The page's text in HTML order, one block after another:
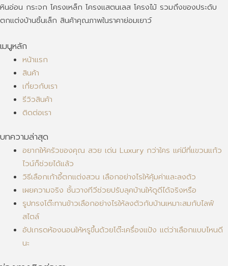
หินอ่อน กระจก โครงเหล็ก โครงแสตนเลส โครงไม้ รวมถึงของประดับ
ตกแต่งบ้านชิ้นเล็ก สินค้าคุณภาพในราคาย่อมเยาว์
เมนูหลัก
หน้าแรก
สินค้า
เกี่ยวกับเรา
รีวิวสินค้า
ติดต่อเรา
บทความล่าสุด
อยากให้ครัวของคุณ สวย เด่น Luxury กว่าใคร แค่มีที่แขวนแก้ว
ไวน์ก็ช่วยได้แล้ว
วิธีเลือกเก้าอี้ตกแต่งสวน เลือกอย่างไรให้คุ้มค่าและลงตัว
เผยความจริง ชั้นวางทีวีช่วยปรับลุคบ้านให้ดูดีได้จริงหรือ
รูปทรงโต๊ะทานข้าวเลือกอย่างไรให้ลงตัวกับบ้านเหมาะสมกับไลฟ์
สไตล์
อัปเกรดห้องนอนให้หรูขึ้นด้วยโต๊ะเครื่องแป้ง แต่ว่าเลือกแบบไหนดี
นะ